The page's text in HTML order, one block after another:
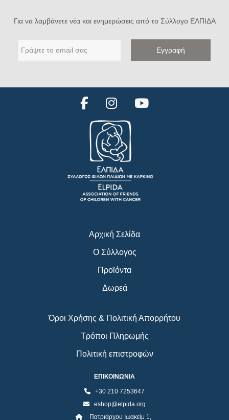
Για να λαμβάνετε νέα και ενημερώσεις από το Σύλλογο ΕΛΠΙΔΑ
c
e
b
o
o
k
s
t
a
g
r
a
m
e
Αρχική Σελίδα
Ο Σύλλογος
Προϊόντα
Δωρεά
Όροι Χρήσης & Πολιτική Απορρήτου
Τρόποι Πληρωμής
Πολιτική επιστροφών
ΕΠΙΚΟΙΝΩΝΙΑ
+30 210 7253647
eshop@elpida.org
Πατριάρχου Ιωακείμ 1,